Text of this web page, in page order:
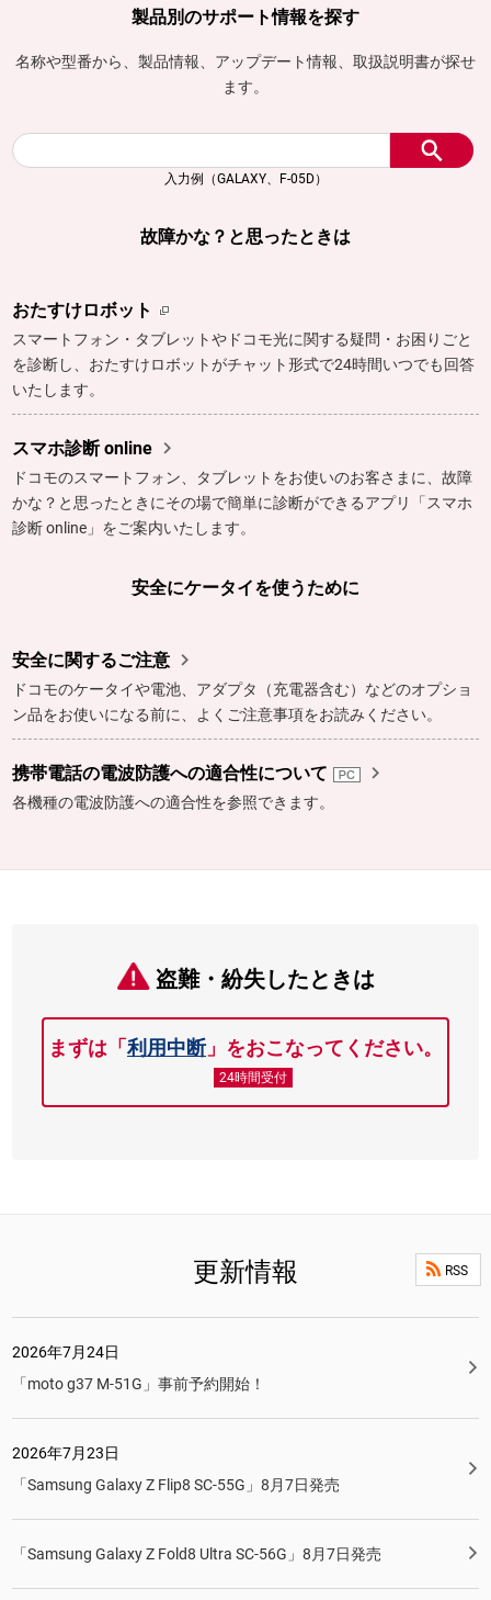
製品別のサポート情報を探す
名称や型番から、製品情報、アップデート情報、取扱説明書が探せ
ます。
入力例（GALAXY、F-05D）
故障かな？と思ったときは
おたすけロボット
スマートフォン・タブレットやドコモ光に関する疑問・お困りごと
を診断し、おたすけロボットがチャット形式で24時間いつでも回答
いたします。
スマホ診断 online 
ドコモのスマートフォン、タブレットをお使いのお客さまに、故障
かな？と思ったときにその場で簡単に診断ができるアプリ「スマホ
診断 online」をご案内いたします。
安全にケータイを使うために
安全に関するご注意 
ドコモのケータイや電池、アダプタ（充電器含む）などのオプショ
ン品をお使いになる前に、よくご注意事項をお読みください。
携帯電話の電波防護への適合性について 
各機種の電波防護への適合性を参照できます。
盗難・紛失したときは
まずは「 利用中断」をおこなってください。
24時間受付
更新情報 RSS
2026年7月24日
「moto g37 M-51G」事前予約開始！
2026年7月23日
「Samsung Galaxy Z Flip8 SC-55G」8月7日発売
「Samsung Galaxy Z Fold8 Ultra SC-56G」8月7日発売